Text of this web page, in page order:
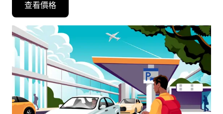
下
向
下
箭
鍵，
即
可
查看價格